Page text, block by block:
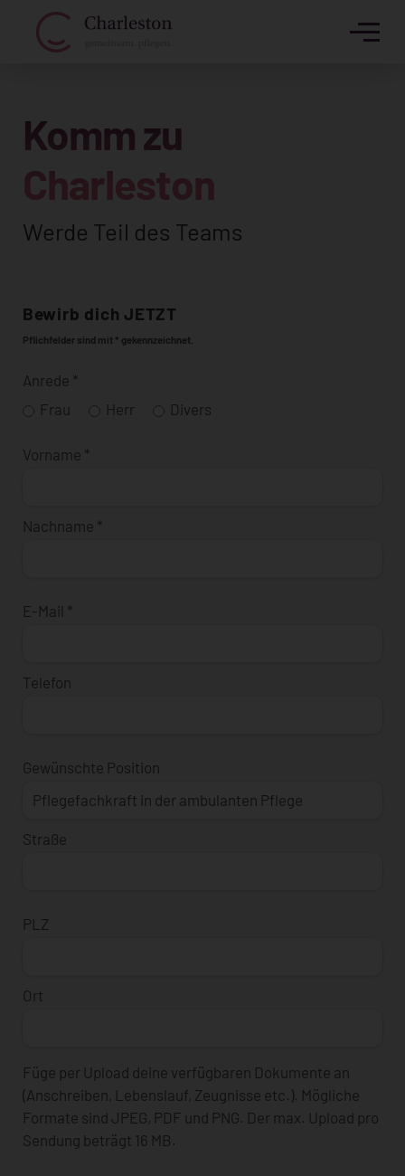
Komm zu
Charleston
Werde Teil des Teams
Bewirb dich JETZT
Pflichfelder sind mit * gekennzeichnet.
Anrede *
Frau
Herr Divers
Vorname *
Nachname *
E-Mail *
Telefon
Gewünschte Position
Straße
PLZ
Ort
Füge per Upload deine verfügbaren Dokumente an
(Anschreiben, Lebenslauf, Zeugnisse etc.). Mögliche
Formate sind JPEG, PDF und PNG. Der max. Upload pro
Sendung beträgt 16 MB.